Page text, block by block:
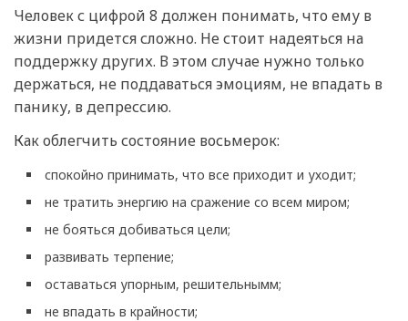
Человек с цифрой 8 должен понимать, что ему в
жизни придется сложно. Не стоит надеяться на
поддержку других. В этом случае нужно только
держаться, не поддаваться эмоциям, не впадать в
панику, в депрессию.
Как облегчить состояние восьмерок:
спокойно принимать, что все приходит и уходит;
не тратить энергию на сражение со всем миром;
не бояться добиваться цели;
развивать терпение;
оставаться упорным, решительнымм;
не впадать в крайности;